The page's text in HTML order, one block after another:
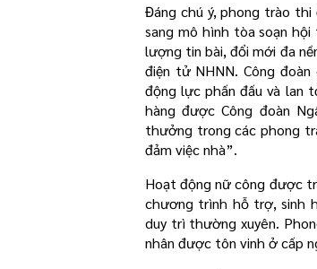
Đáng chú ý, phong trào
sang mô hình tòa soạn
lượng tin bài, đổi mới đa
điện tử NHNN. Công
động lực phấn đấu và lan
hàng được Công đoàn
thưởng trong các phong
đảm việc nhà”.
Hoạt động nữ công được
chương trình hỗ trợ, sinh
duy trì thường xuyên.
nhân được tôn vinh ở cấp